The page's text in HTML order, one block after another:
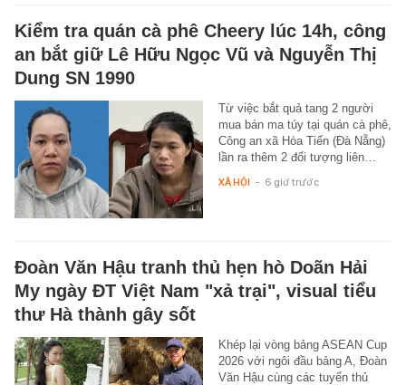
Kiểm tra quán cà phê Cheery lúc 14h, công
an bắt giữ Lê Hữu Ngọc Vũ và Nguyễn Thị
Dung SN 1990
Từ việc bắt quả tang 2 người
mua bán ma túy tại quán cà phê,
Công an xã Hòa Tiến (Đà Nẵng)
lần ra thêm 2 đối tượng liên…
XÃ HỘI - 6 giờ trước
Đoàn Văn Hậu tranh thủ hẹn hò Doãn Hải
My ngày ĐT Việt Nam "xả trại", visual tiểu
thư Hà thành gây sốt
Khép lại vòng bảng ASEAN Cup
2026 với ngôi đầu bảng A, Đoàn
Văn Hậu cùng các tuyển thủ